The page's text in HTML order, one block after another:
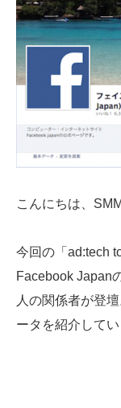
こんにちは、
今回の「ad:tech
Facebook Japan
人の関係者が登
ータを紹介して